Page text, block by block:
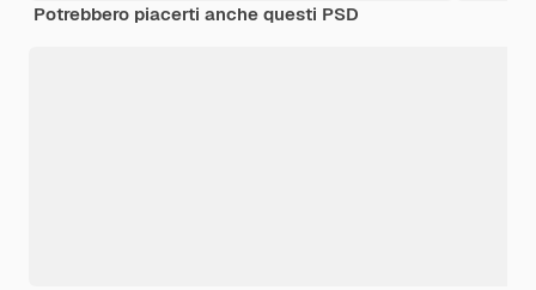
Potrebbero piacerti anche questi PSD